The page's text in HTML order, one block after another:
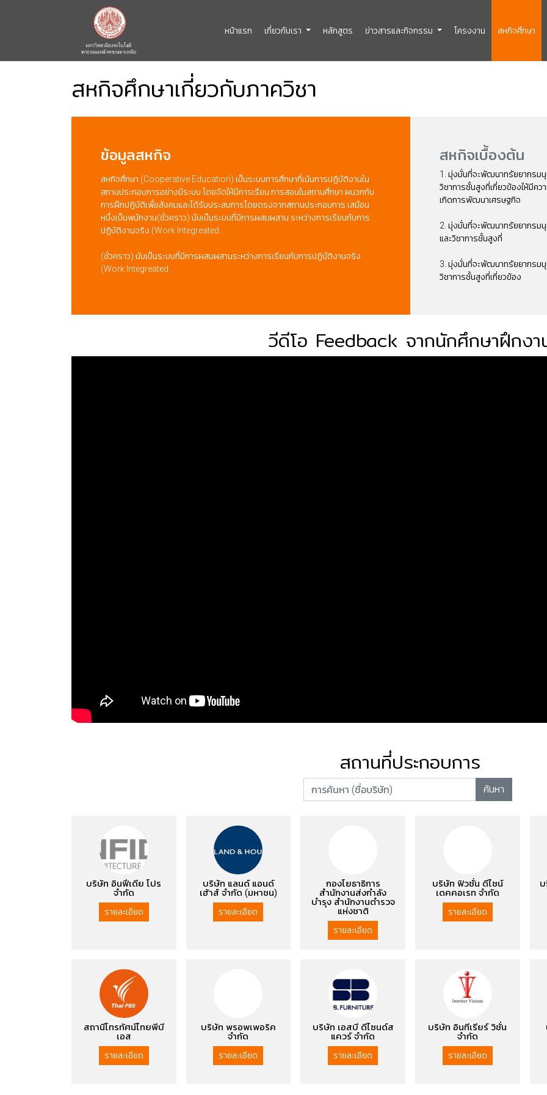
หน้าแรก เกี่ยวกับเรา หลักสูตร ข่าวสารและกิจกรรม โครงงาน สหกิจศึกษา
สหกิจศึกษาเกี่ยวกับภาควิชา
ข้อมูลสหกิจ
สหกิจศึกษา (Cooperative Education) เป็นระบบการศึกษาที่เน้นการปฏิบัติงานใน
สถานประกอบการอย่างมีระบบ โดยจัดให้มีการเรียน การสอนในสถานศึกษา ผนวกกับ
การฝึกปฏิบัติเพื่อสังคมและได้รับประสบการโดยตรงจากสถานประกอบการ เสมือน
หนึ่งเป็นพนักงาน(ชั่วคราว) นับเป็นระบบที่มีการผสมผสาน ระหว่างการเรียนกับการ
ปฏิบัติงานจริง (Work Integreated...
(ชั่วคราว) นับเป็นระบบที่มีการผสมผสานระหว่างการเรียนกับการปฏิบัติงานจริง
(Work Integreated...
สหกิจเบื้องต้น
1. มุ่งมั่นที่จะพัฒนาทรัยยากรมนุ
วิชาการชั้นสูงที่เกี่ยวข้องให้มีคว
เกิดการพัฒนาเศรษฐกิจ
2. มุ่งมั่นที่จะพัฒนาทรัยยากรมนุ
และวิชาการชั้นสูงที่
3. มุ่งมั่นที่จะพัฒนาทรัยยากรมนุ
วิชาการชั้นสูงที่เกี่ยวข้อง
วีดีโอ Feedback จากนักศึกษาฝึกงา
สถานที่ประกอบการ
ค้นหา
บริษัท อินฟีเดีย โปร
จำกัด
รายละเอียด
บริษัท แลนด์ แอนด์
เฮ้าส์​ จำกัด (มหาชน)
รายละเอียด
กองโยธาธิการ
สำนักงานส่งกำลัง
บำรุง สำนักงานตำรวจ
แห่งชาติ
รายละเอียด
บริษัท ฟิวชั่น ดีไซน์
เดคคอเรท จำกัด
รายละเอียด
สถานีโทรทัศน์ไทยพีบี
เอส
รายละเอียด
บริษัท พรอพเพอริค
จำกัด
รายละเอียด
บริษัท เอสบี ดีไซนด์ส
แควร์ จำกัด
รายละเอียด
บริษัท อินทีเรียร์ วิชั่น
จำกัด
รายละเอียด